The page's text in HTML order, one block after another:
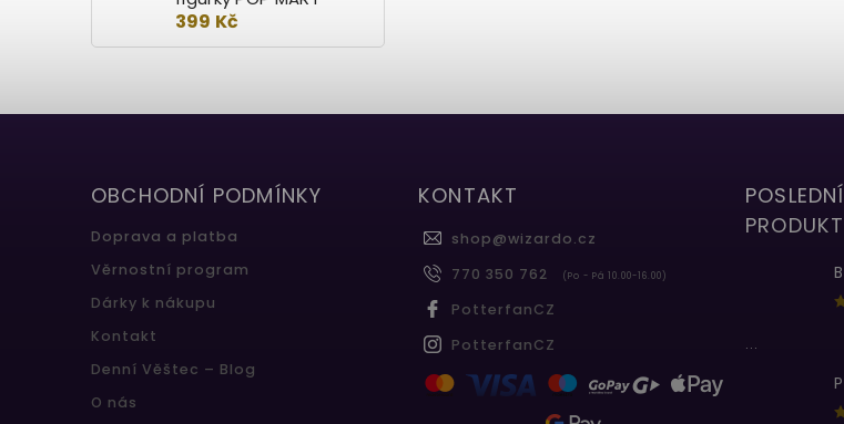
399 Kč
OBCHODNÍ PODMÍNKY
Doprava a platba
Věrnostní program
Dárky k nákupu
Kontakt
Denní Věštec – Blog
O nás
KONTAKT
shop@wizardo.cz
770 350 762
(Po - Pá 10.00-16.00)
PotterfanCZ
PotterfanCZ
...